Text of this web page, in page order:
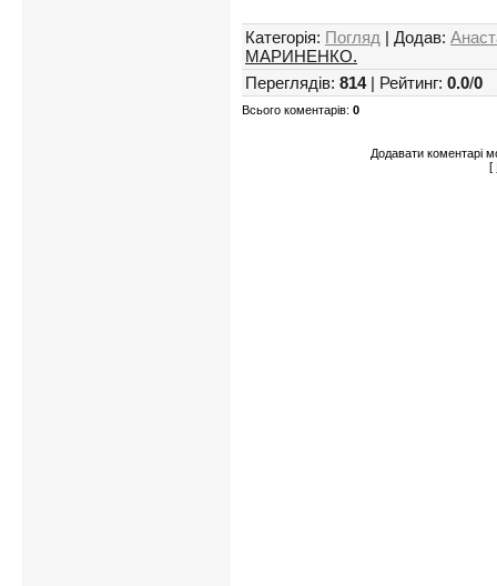
Категорія: Погляд | Додав:
МАРИНЕНКО.
Переглядів: 814| Рейтинг: 0.0/0
Всього коментарів: 0
Додавати коментарі
[